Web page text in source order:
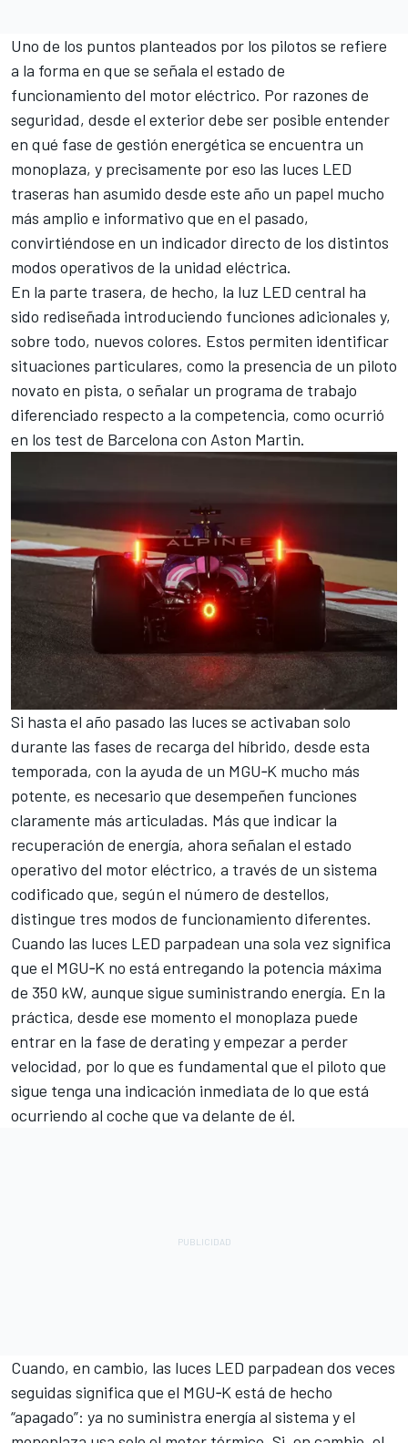
Uno de los puntos planteados por los pilotos se refiere
a la forma en que se señala el estado de
funcionamiento del motor eléctrico. Por razones de
seguridad, desde el exterior debe ser posible entender
en qué fase de gestión energética se encuentra un
monoplaza, y precisamente por eso las luces LED
traseras han asumido desde este año un papel mucho
más amplio e informativo que en el pasado,
convirtiéndose en un indicador directo de los distintos
modos operativos de la unidad eléctrica.
En la parte trasera, de hecho, la luz LED central ha
sido rediseñada introduciendo funciones adicionales y,
sobre todo, nuevos colores. Estos permiten identificar
situaciones particulares, como la presencia de un piloto
novato en pista, o señalar un programa de trabajo
diferenciado respecto a la competencia, como ocurrió
en los test de Barcelona con Aston Martin.
Si hasta el año pasado las luces se activaban solo
durante las fases de recarga del híbrido, desde esta
temporada, con la ayuda de un MGU‑K mucho más
potente, es necesario que desempeñen funciones
claramente más articuladas. Más que indicar la
recuperación de energía, ahora señalan el estado
operativo del motor eléctrico, a través de un sistema
codificado que, según el número de destellos,
distingue tres modos de funcionamiento diferentes.
Cuando las luces LED parpadean una sola vez significa
que el MGU‑K no está entregando la potencia máxima
de 350 kW, aunque sigue suministrando energía. En la
práctica, desde ese momento el monoplaza puede
entrar en la fase de derating y empezar a perder
velocidad, por lo que es fundamental que el piloto que
sigue tenga una indicación inmediata de lo que está
ocurriendo al coche que va delante de él.
Cuando, en cambio, las luces LED parpadean dos veces
seguidas significa que el MGU‑K está de hecho
“apagado”: ya no suministra energía al sistema y el